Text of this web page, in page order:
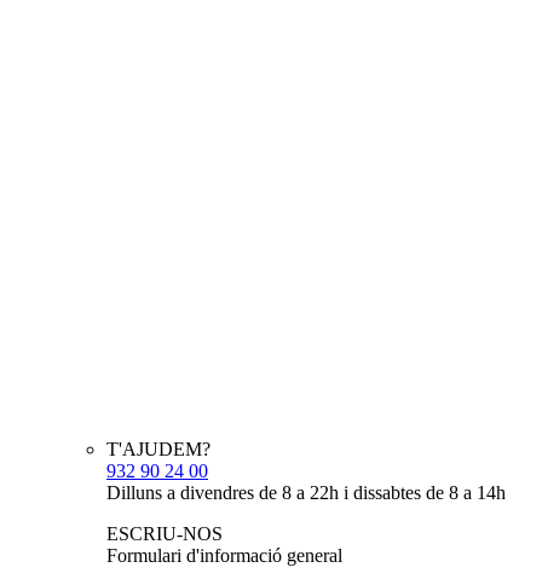
T'AJUDEM?
932 90 24 00
Dilluns a divendres de 8 a 22h i dissabtes de 8 a 14h
ESCRIU-NOS
Formulari d'informació general